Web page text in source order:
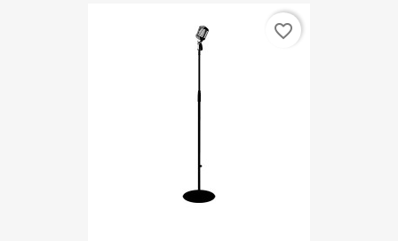
favorite_border